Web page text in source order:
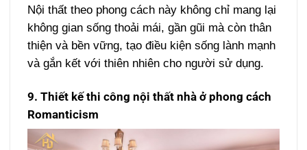
Nội thất theo phong cách này không chỉ mang lại
không gian sống thoải mái, gần gũi mà còn thân
thiện và bền vững, tạo điều kiện sống lành mạnh
và gắn kết với thiên nhiên cho người sử dụng.
9. Thiết kế thi công nội thất nhà ở phong cách
Romanticism